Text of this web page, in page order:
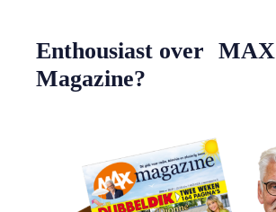
Enthousiast over MAX
Magazine?